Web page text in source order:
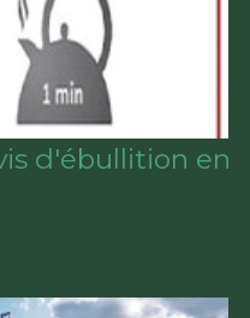
d'ébullition en